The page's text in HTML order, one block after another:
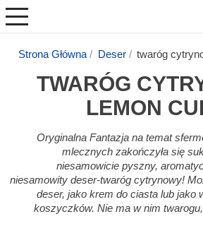
Strona Główna Deser twaróg
TWARÓG
LEMON
Oryginalna Fantazja na temat
mlecznych zakończyła się
niesamowicie pyszny,
niesamowity deser-twaróg cytrynowy!
deser, jako krem do ciasta lub jako
koszyczków. Nie ma w nim